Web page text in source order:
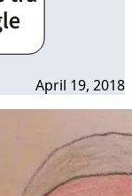
April 19, 2018